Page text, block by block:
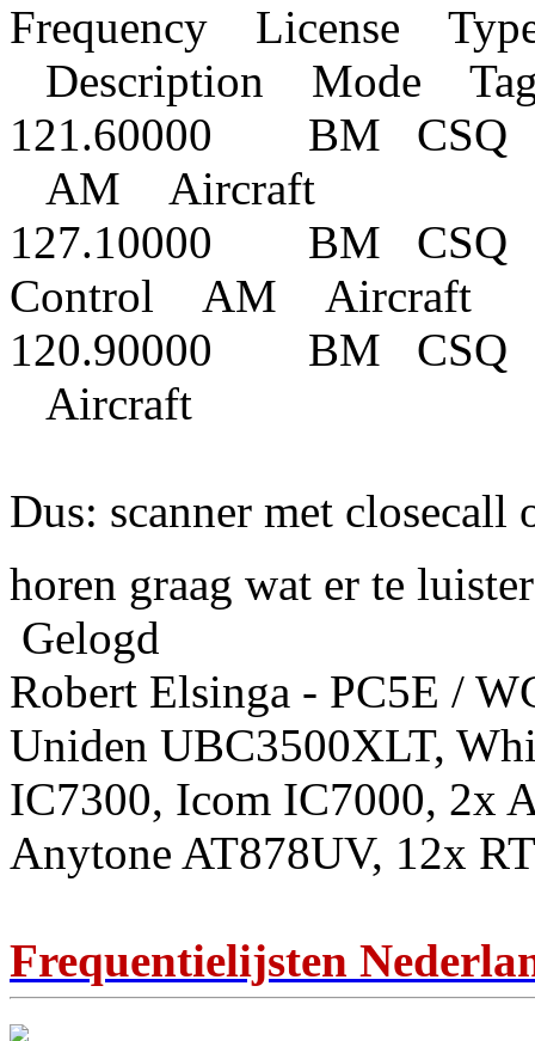
Frequency License
Description Mode
121.60000 BM CSQ
AM Aircraft
127.10000 BM CSQ
Control AM Aircraft
120.90000 BM CSQ
Aircraft
Dus: scanner met closecall
horen graag wat er te
Gelogd
Robert Elsinga - PC5E /
Uniden UBC3500XLT,
IC7300, Icom IC7000, 2x
Anytone AT878UV, 12x
Frequentielijsten